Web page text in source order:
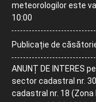
meteorologilor este
10:00
Publicație de
ANUNȚ DE INTERES
sector cadastral nr.
cadastral nr. 18